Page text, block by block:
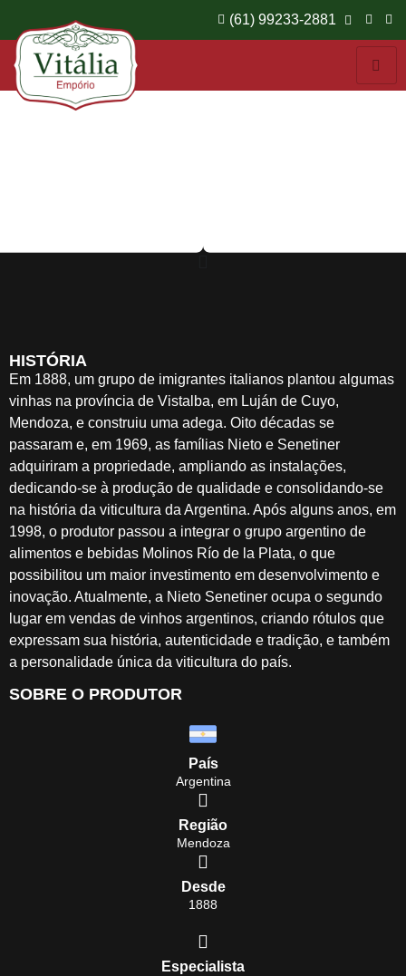
(61) 99233-2881
HISTÓRIA
Em 1888, um grupo de imigrantes italianos plantou algumas
vinhas na província de Vistalba, em Luján de Cuyo,
Mendoza, e construiu uma adega. Oito décadas se
passaram e, em 1969, as famílias Nieto e Senetiner
adquiriram a propriedade, ampliando as instalações,
dedicando-se à produção de qualidade e consolidando-se
na história da viticultura da Argentina. Após alguns anos, em
1998, o produtor passou a integrar o grupo argentino de
alimentos e bebidas Molinos Río de la Plata, o que
possibilitou um maior investimento em desenvolvimento e
inovação. Atualmente, a Nieto Senetiner ocupa o segundo
lugar em vendas de vinhos argentinos, criando rótulos que
expressam sua história, autenticidade e tradição, e também
a personalidade única da viticultura do país.
SOBRE O PRODUTOR
País
Argentina
Região
Mendoza
Desde
1888
Especialista